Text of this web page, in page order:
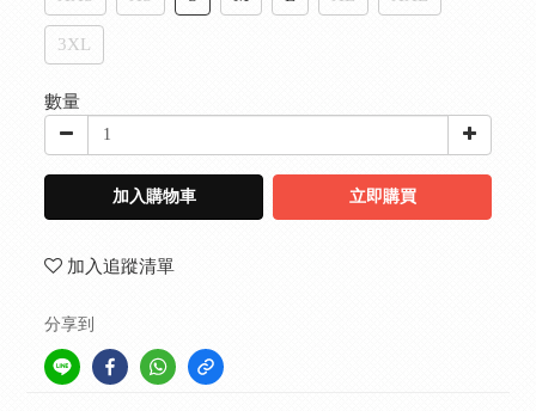
3XL
數量
加入購物車 立即購買
加入追蹤清單
分享到